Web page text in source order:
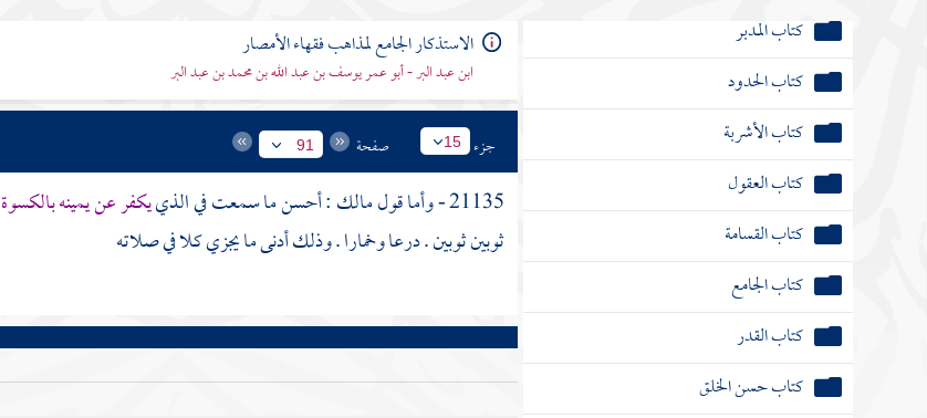
كتاب المدبر
كتاب الحدود
كتاب الأشربة
كتاب العقول
كتاب القسامة
كتاب الجامع
كتاب القدر
كتاب حسن الخلق
الاستذكار الجامع لمذاهب فقهاء الأمصار
ابن عبد البر - أبو عمر يوسف بن عبد الله بن محمد بن عبد البر
جزء 15 صفحة 91
21135 - وأما قول مالك: أحسن ما سمعت في الذييكفر عن يمينه بالكسوة
ثوبين ثوبين . درعا وخمارا . وذلك أدنى ما يجزي كلا في صلاته